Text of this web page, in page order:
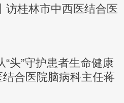
访桂林市中西医结合医
头”守护患者生命健康
合医院脑病科主任蒋